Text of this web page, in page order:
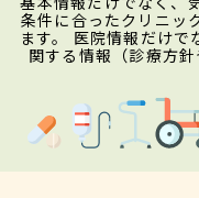
条件に合ったクリニッ
ます。 医院情報だけで
関する情報（診療方